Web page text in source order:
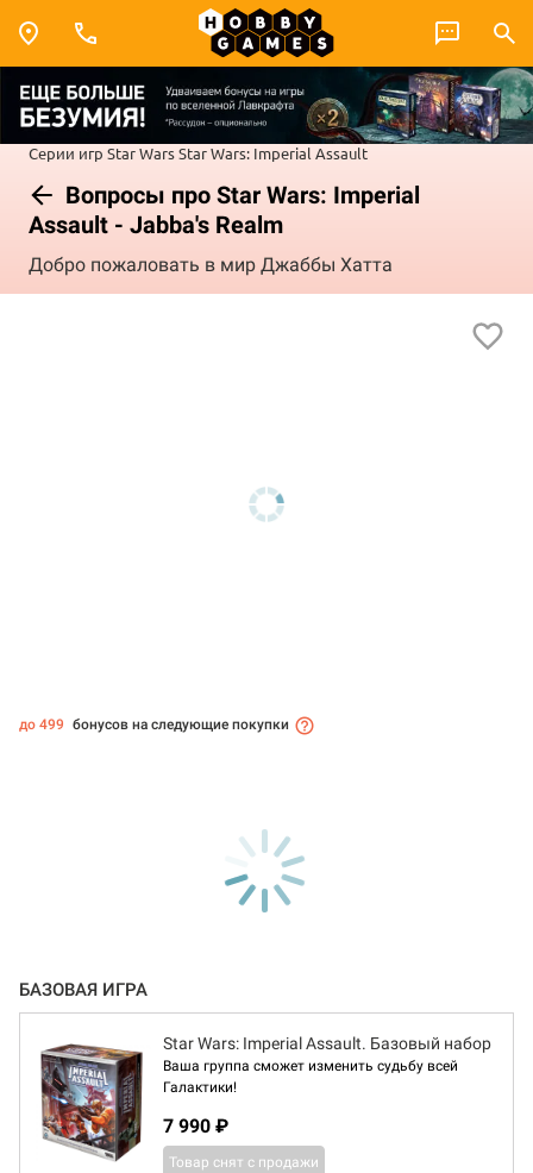
Серии игр Star WarsStar Wars: Imperial Assault
Вопросы про Star Wars: Imperial
Assault - Jabba's Realm
Добро пожаловать в мир Джаббы Хатта
до 499 бонусов на следующие покупки
БАЗОВАЯ ИГРА
Star Wars: Imperial Assault. Базовый набор
Ваша группа сможет изменить судьбу всей
Галактики!
7 990 ₽
Товар снят с продажи